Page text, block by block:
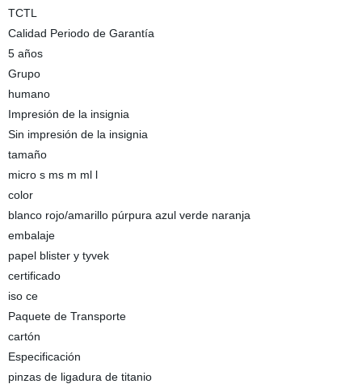
TCTL
Calidad Periodo de Garantía
5 años
Grupo
humano
Impresión de la insignia
Sin impresión de la insignia
tamaño
micro s ms m ml l
color
blanco rojo/amarillo púrpura azul verde naranja
embalaje
papel blister y tyvek
certificado
iso ce
Paquete de Transporte
cartón
Especificación
pinzas de ligadura de titanio